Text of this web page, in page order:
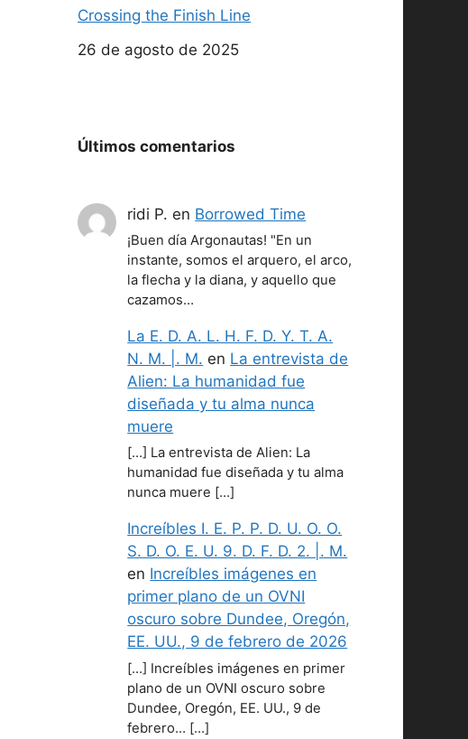
Crossing the Finish Line
Fecha
26 de agosto de 2025
Últimos comentarios
ridi P. en Borrowed Time
¡Buen día Argonautas! "En un
instante, somos el arquero, el arco,
la flecha y la diana, y aquello que
cazamos…
La E. D. A. L. H. F. D. Y. T. A.
N. M. |. M. en La entrevista de
Alien: La humanidad fue
diseñada y tu alma nunca
muere
[…] La entrevista de Alien: La
humanidad fue diseñada y tu alma
nunca muere […]
Increíbles I. E. P. P. D. U. O. O.
S. D. O. E. U. 9. D. F. D. 2. |. M.
en Increíbles imágenes en
primer plano de un OVNI
oscuro sobre Dundee, Oregón,
EE. UU., 9 de febrero de 2026
[…] Increíbles imágenes en primer
plano de un OVNI oscuro sobre
Dundee, Oregón, EE. UU., 9 de
febrero… […]